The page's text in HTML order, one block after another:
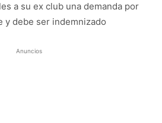
a su ex club una demanda por
y debe ser indemnizado
Anuncios